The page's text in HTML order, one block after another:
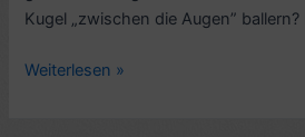
Kugel „zwischen die Augen”
Romankritik:
Weiterlesen »